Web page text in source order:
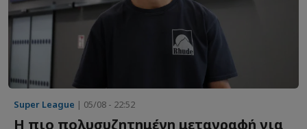
Super League | 05/08 - 22:52
Η πιο πολυσυζητημένη μεταγραφή για